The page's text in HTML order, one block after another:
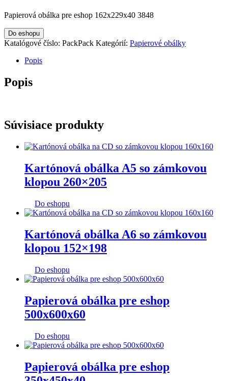
Papierová obálka pre eshop 162x229x40 3848
Do eshopu
Katalógové číslo: PackPack Kategórií: Papierové obálky
Popis
Popis
Súvisiace produkty
Kartónová obálka A5 so zámkovou
klopou 260×205
Do eshopu
Kartónová obálka A6 so zámkovou
klopou 152×198
Do eshopu
Papierová obálka pre eshop
500x600x60
Do eshopu
Papierová obálka pre eshop